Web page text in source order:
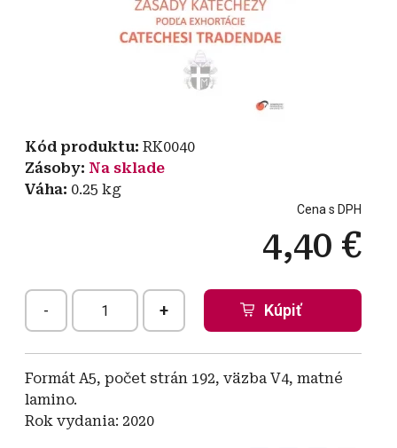
Kód produktu RK0040
Zásoby Na sklade
Váha 0.25 kg
Cena s DPH
4,40 €
- +
Formát A5, počet strán 192, väzba V4, matné
lamino.
Rok vydania: 2020